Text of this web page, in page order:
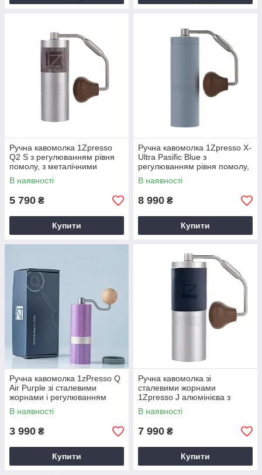
Ручна кавомолка 1Zpresso
Q2 S з регулюванням рівня
помолу, з металічними
конічними жерновами,
Складана ручка
В наявності
5 790 ₴
Купити
Ручна кавомолка 1Zpresso X-
Ultra Pasific Blue з
регулюванням рівня помолу,
з металічними конічними
жорнами
В наявності
8 990 ₴
Купити
Ручна кавомолка 1zPresso Q
Air Purple зі сталевими
жорнами і регулюванням
рівня помолу
В наявності
3 990 ₴
Купити
Ручна кавомолка зі
сталевими жорнами
1Zpresso J алюмінієва з
регулюванням ступеня
помелу механічна
В наявності
7 990 ₴
Купити